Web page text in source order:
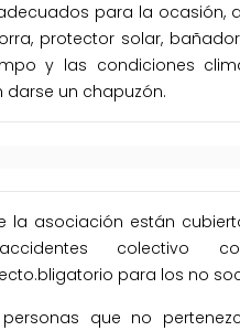
para la ocasión,
protector solar,
y las condiciones
darse un chapuzón.
la asociación están
colectivo
para los no
que no